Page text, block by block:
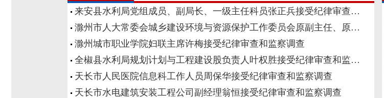
来安县水利局党组成员、副局长、一级主任科员张正兵接受纪律审查…
滁州市人大常委会城乡建设环境与资源保护工作委员会原副主任、原…
滁州城市职业学院妇联主席许梅接受纪律审查和监察调查
全椒县水利局规划计划与工程建设股负责人叶权胜接受纪律审查和监…
天长市人民医院信息科工作人员周保华接受纪律审查和监察调查
天长市水电建筑安装工程公司副经理翁恒接受纪律审查和监察调查